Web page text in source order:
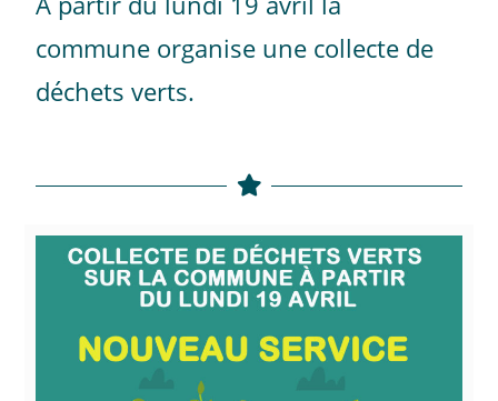
commune organise une collecte de
déchets verts.